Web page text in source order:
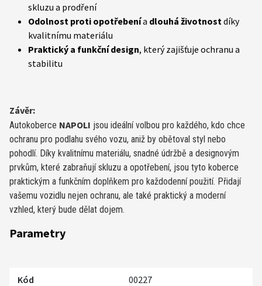
skluzu a prodření
Odolnost proti opotřebenía dlouhá životnost díky
kvalitnímu materiálu
Praktický a funkční design, který zajišťuje ochranu a
stabilitu
Závěr:
Autokoberce NAPOLI jsou ideální volbou pro každého, kdo chce
ochranu pro podlahu svého vozu, aniž by obětoval styl nebo
pohodlí. Díky kvalitnímu materiálu, snadné údržbě a designovým
prvkům, které zabraňují skluzu a opotřebení, jsou tyto koberce
praktickým a funkčním doplňkem pro každodenní použití. Přidají
vašemu vozidlu nejen ochranu, ale také praktický a moderní
vzhled, který bude dělat dojem.
Parametry
Kód
00227